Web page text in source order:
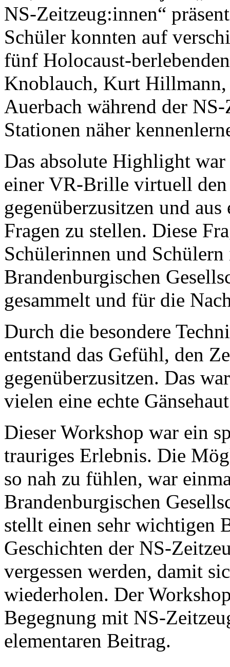
NS-Zeitzeug:innen“
Schüler konnten auf
fünf Holocaust-
Knoblauch, Kurt
Auerbach während der
Stationen näher
Das absolute Highlight
einer VR-Brille virtuell
gegenüberzusitzen und
Fragen zu stellen. Diese
Schülerinnen und
Brandenburgischen
gesammelt und für die
Durch die besondere
entstand das Gefühl, den
gegenüberzusitzen. Das
vielen eine echte
Dieser Workshop war ein
trauriges Erlebnis. Die
so nah zu fühlen, war
Brandenburgischen
stellt einen sehr wichtigen
Geschichten der NS-
vergessen werden, damit
wiederholen. Der
Begegnung mit NS-
elementaren Beitrag.